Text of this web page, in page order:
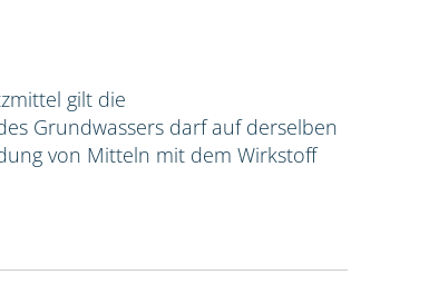
gilt die
Grundwassers darf auf derselben
von Mitteln mit dem Wirkstoff